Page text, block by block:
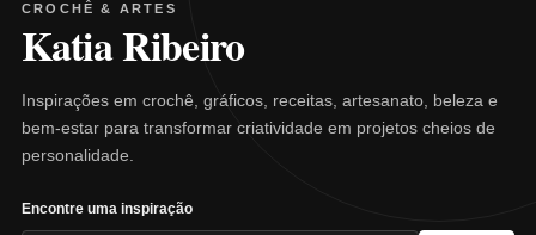
CROCHÊ & ARTES
Katia Ribeiro
Inspirações em crochê, gráficos, receitas, artesanato, beleza e
bem-estar para transformar criatividade em projetos cheios de
personalidade.
Encontre uma inspiração